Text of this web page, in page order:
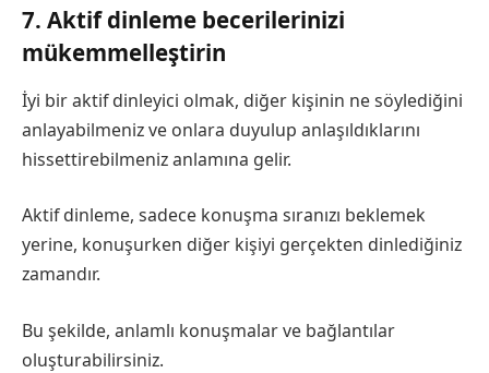
7. Aktif dinleme becerilerinizi
mükemmelleştirin
İyi bir aktif dinleyici olmak, diğer kişinin ne söylediğini
anlayabilmeniz ve onlara duyulup anlaşıldıklarını
hissettirebilmeniz anlamına gelir.
Aktif dinleme, sadece konuşma sıranızı beklemek
yerine, konuşurken diğer kişiyi gerçekten dinlediğiniz
zamandır.
Bu şekilde, anlamlı konuşmalar ve bağlantılar
oluşturabilirsiniz.